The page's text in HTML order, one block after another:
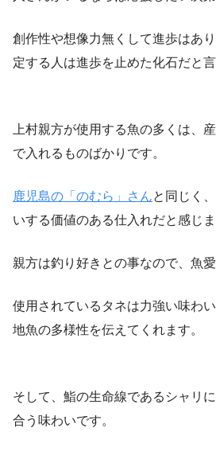
創作性や想像力無くして進歩はあ
定する人は進歩を止めた化石だと言
上村親方が使用する魚の多くは、
で入れるものばかりです。
鹿児島の「のむら」さんと同じく
いする価値のある仕入れだと感じま
親方は釣り好きとの事なので、魚愛
使用されているタネは力強い味わ
地魚の多様性を伝えてくれます。
そして、鮨の生命線であるシャリ
合う味わいです。